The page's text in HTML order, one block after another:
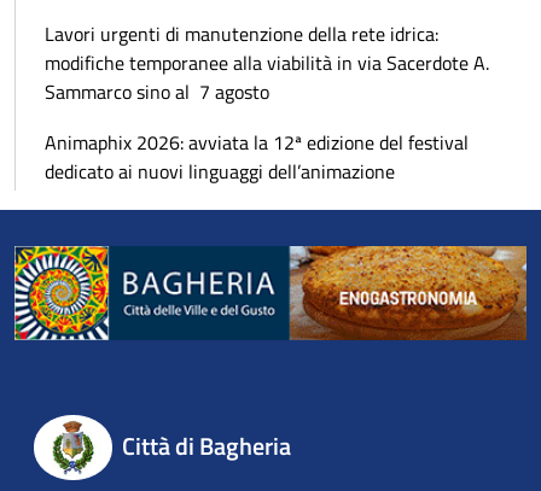
Lavori urgenti di manutenzione della rete idrica:
modifiche temporanee alla viabilità in via Sacerdote A.
Sammarco sino al 7 agosto
Animaphix 2026: avviata la 12ª edizione del festival
dedicato ai nuovi linguaggi dell’animazione
Città di Bagheria